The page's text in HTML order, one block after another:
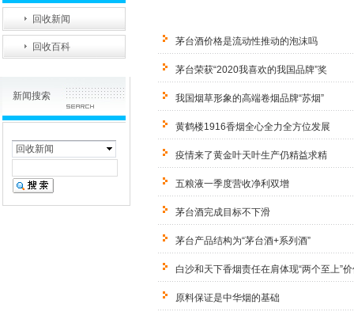
新闻搜索
回收新闻
回收新闻
回收百科 茅台酒价格是流动性推动的泡沫吗
茅台荣获“2020我喜欢的我国品牌”奖
我国烟草形象的高端卷烟品牌“苏烟”
黄鹤楼1916香烟全心全力全方位发展
疫情来了黄金叶天叶生产仍精益求精
五粮液一季度营收净利双增
茅台酒完成目标不下滑
茅台产品结构为“茅台酒+系列酒”
白沙和天下香烟责任在肩体现“两个至上”
原料保证是中华烟的基础